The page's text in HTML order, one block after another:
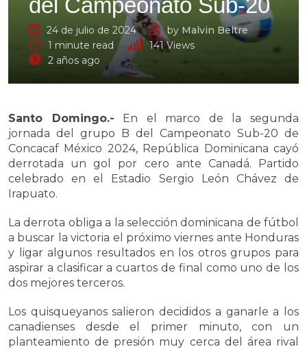
del Campeonato Sub-20
24 de julio de 2024 by Malvin Beltre
1 minute read
141Views
2 años ago
Santo Domingo.- En el marco de la segunda
jornada del grupo B del Campeonato Sub-20 de
Concacaf México 2024, República Dominicana cayó
derrotada un gol por cero ante Canadá. Partido
celebrado en el Estadio Sergio León Chávez de
Irapuato.
La derrota obliga a la selección dominicana de fútbol
a buscar la victoria el próximo viernes ante Honduras
y ligar algunos resultados en los otros grupos para
aspirar a clasificar a cuartos de final como uno de los
dos mejores terceros.
Los quisqueyanos salieron decididos a ganarle a los
canadienses desde el primer minuto, con un
planteamiento de presión muy cerca del área rival